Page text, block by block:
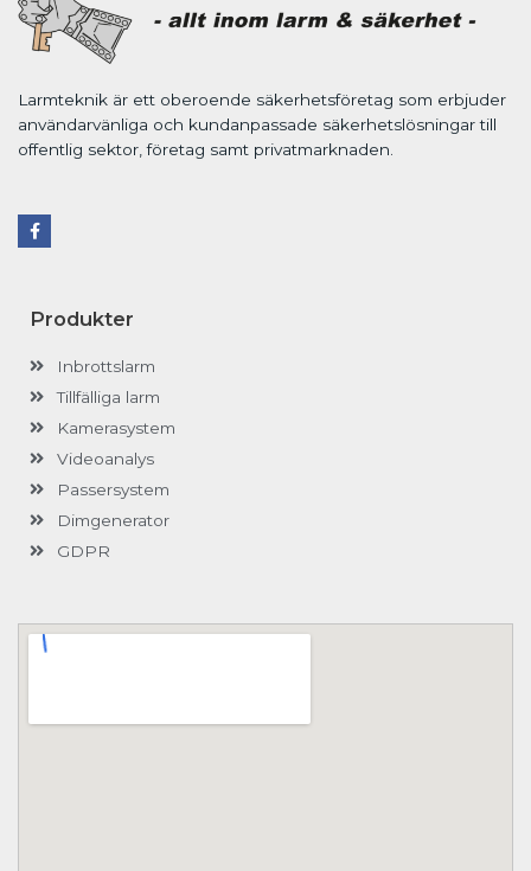
Larmteknik är ett oberoende säkerhetsföretag som erbjuder
användarvänliga och kundanpassade säkerhetslösningar till
offentlig sektor, företag samt privatmarknaden.
F
a
c
o
f
Produkter
Inbrottslarm
Tillfälliga larm
Kamerasystem
Videoanalys
Passersystem
Dimgenerator
GDPR